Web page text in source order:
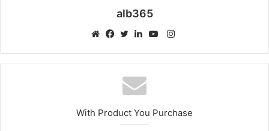
alb365
Instagram
With Product You Purchase